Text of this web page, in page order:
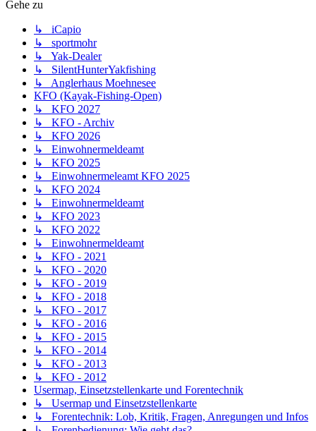
Gehe zu
↳ iCapio
↳ sportmohr
↳ Yak-Dealer
↳ SilentHunterYakfishing
↳ Anglerhaus Moehnesee
KFO (Kayak-Fishing-Open)
↳ KFO 2027
↳ KFO - Archiv
↳ KFO 2026
↳ Einwohnermeldeamt
↳ KFO 2025
↳ Einwohnermeleamt KFO 2025
↳ KFO 2024
↳ Einwohnermeldeamt
↳ KFO 2023
↳ KFO 2022
↳ Einwohnermeldeamt
↳ KFO - 2021
↳ KFO - 2020
↳ KFO - 2019
↳ KFO - 2018
↳ KFO - 2017
↳ KFO - 2016
↳ KFO - 2015
↳ KFO - 2014
↳ KFO - 2013
↳ KFO - 2012
Usermap, Einsetzstellenkarte und Forentechnik
↳ Usermap und Einsetzstellenkarte
↳ Forentechnik: Lob, Kritik, Fragen, Anregungen und Infos